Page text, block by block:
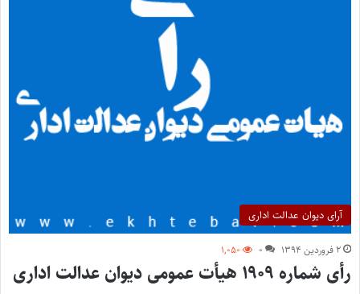
آرای دیوان عدالت اداری
۲ فروردین ۱۳۹۴ ۰ ۱,۰۵۰
رأی شماره ۱۹۰۹ هیأت عمومی دیوان عدالت اداری